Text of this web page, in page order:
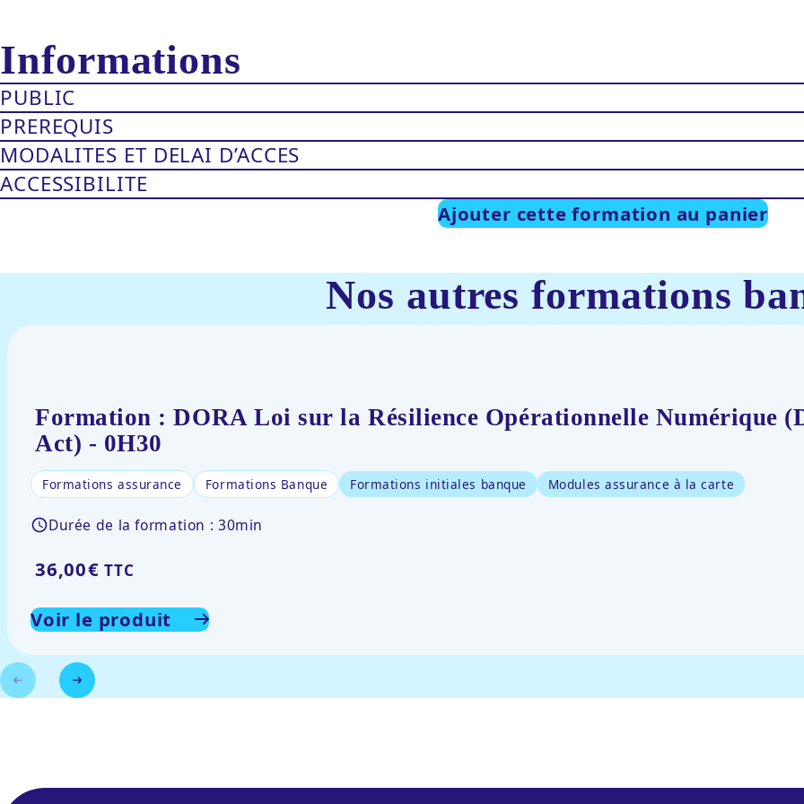
Informations
PUBLIC
PREREQUIS
MODALITES ET DELAI D’ACCES
ACCESSIBILITE
Ajouter cette formation au panier
Nos autres formations
Formation : DORA Loi sur la Résilience Opérationnelle Numérique
Act) - 0H30
Formations assurance Formations Banque Formations initiales banque Modules assurance à la carte
Durée de la formation : 30min
36,00€ TTC
Voir le produit